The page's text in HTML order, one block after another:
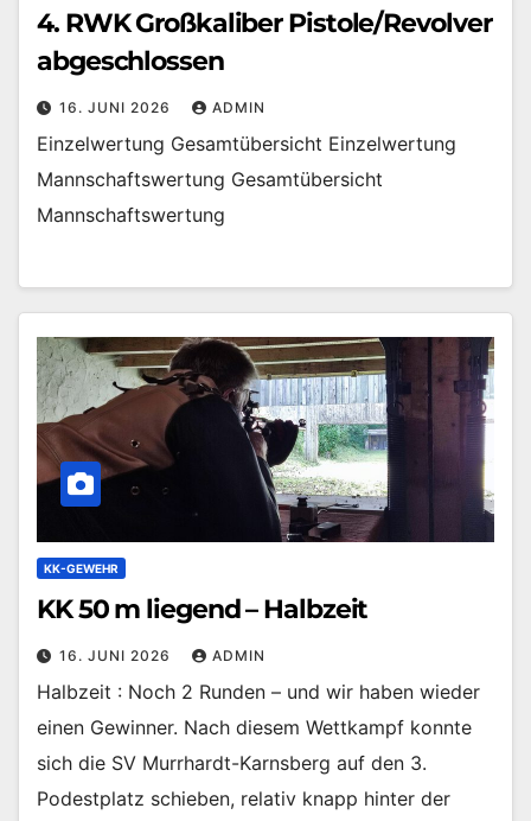
4. RWK Großkaliber Pistole/Revolver
abgeschlossen
16. JUNI 2026 ADMIN
Einzelwertung Gesamtübersicht Einzelwertung
Mannschaftswertung Gesamtübersicht
Mannschaftswertung
KK-GEWEHR
KK 50 m liegend – Halbzeit
16. JUNI 2026 ADMIN
Halbzeit : Noch 2 Runden – und wir haben wieder
einen Gewinner. Nach diesem Wettkampf konnte
sich die SV Murrhardt-Karnsberg auf den 3.
Podestplatz schieben, relativ knapp hinter der